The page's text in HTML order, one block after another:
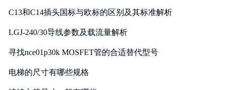
C13和C14插头国标与欧标的区别及其标准解析
LGJ-240/30导线参数及载流量解析
寻找nce01p30k MOSFET管的合适替代型号
电梯的尺寸有哪些规格